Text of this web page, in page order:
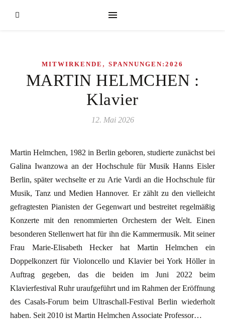
MITWIRKENDE , SPANNUNGEN:2026
MARTIN HELMCHEN :
Klavier
12. Mai 2026
Martin Helmchen, 1982 in Berlin geboren, studierte zunächst bei
Galina Iwanzowa an der Hochschule für Musik Hanns Eisler
Berlin, später wechselte er zu Arie Vardi an die Hochschule für
Musik, Tanz und Medien Hannover. Er zählt zu den vielleicht
gefragtesten Pianisten der Gegenwart und bestreitet regelmäßig
Konzerte mit den renommierten Orchestern der Welt. Einen
besonderen Stellenwert hat für ihn die Kammermusik. Mit seiner
Frau Marie-Elisabeth Hecker hat Martin Helmchen ein
Doppelkonzert für Violoncello und Klavier bei York Höller in
Auftrag gegeben, das die beiden im Juni 2022 beim
Klavierfestival Ruhr uraufgeführt und im Rahmen der Eröffnung
des Casals-Forum beim Ultraschall-Festival Berlin wiederholt
haben. Seit 2010 ist Martin Helmchen Associate Professor…